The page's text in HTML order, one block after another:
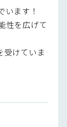
います！
性を広げて
受けていま